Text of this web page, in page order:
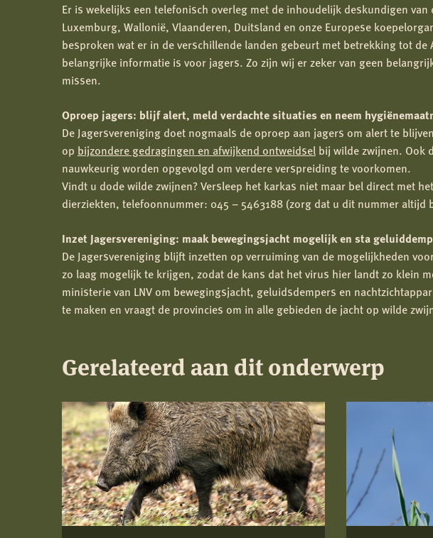
Er is wekelijks een telefonisch overleg met de inhoudelijk deskundigen
Luxemburg, Wallonië, Vlaanderen, Duitsland en onze Europese
besproken wat er in de verschillende landen gebeurt met betrekking tot de
belangrijke informatie is voor jagers. Zo zijn wij er zeker van geen
missen.
Oproep jagers: blijf alert, meld verdachte situaties en neem
De Jagersvereniging doet nogmaals de oproep aan jagers om alert te
op bijzondere gedragingen en afwijkend ontweidsel bij wilde zwijnen. Ook
nauwkeurig worden opgevolgd om verdere verspreiding te voorkomen.
Vindt u dode wilde zwijnen? Versleep het karkas niet maar bel direct met
dierziekten, telefoonnummer: 045 – 5463188 (zorg dat u dit nummer altijd
Inzet Jagersvereniging: maak bewegingsjacht mogelijk en sta
De Jagersvereniging blijft inzetten op verruiming van de mogelijkheden
zo laag mogelijk te krijgen, zodat de kans dat het virus hier landt zo klein
ministerie van LNV om bewegingsjacht, geluidsdempers en
te maken en vraagt de provincies om in alle gebieden de jacht op wilde
Gerelateerd aan dit onderwerp